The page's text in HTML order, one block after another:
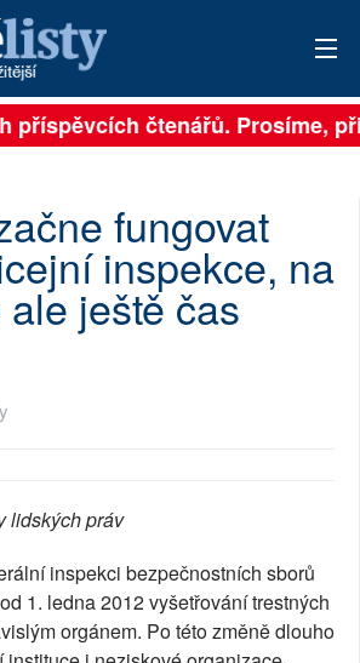
čtenářů. Prosíme,
fungovat
inspekce, na
ještě čas
lidských práv
inspekci bezpečnostních sborů
1. ledna 2012 vyšetřování trestných
orgánem. Po této změně dlouho